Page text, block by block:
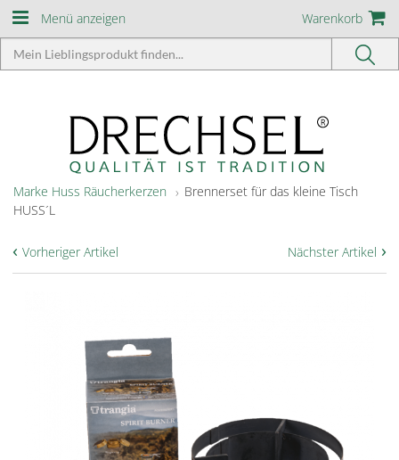
Menü anzeigen Warenkorb
Marke Huss Räucherkerzen
Brennerset für das kleine Tisch
HUSS´L
Nächster Artikel ›
‹ Vorheriger Artikel